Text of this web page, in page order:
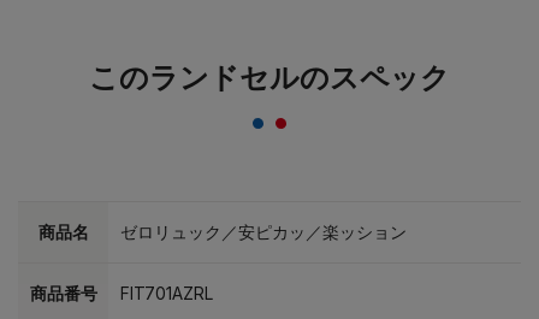
このランドセルのスペック
商品名 ゼロリュック／安ピカッ／楽ッション
商品番号 FIT701AZRL